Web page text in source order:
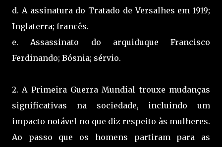
d. A assinatura do Tratado de Versalhes em 1919;
Inglaterra; francês.
e. Assassinato do arquiduque Francisco
Ferdinando; Bósnia; sérvio.
2. A Primeira Guerra Mundial trouxe mudanças
significativas na sociedade, incluindo um
impacto notável no que diz respeito às mulheres.
Ao passo que os homens partiram para as